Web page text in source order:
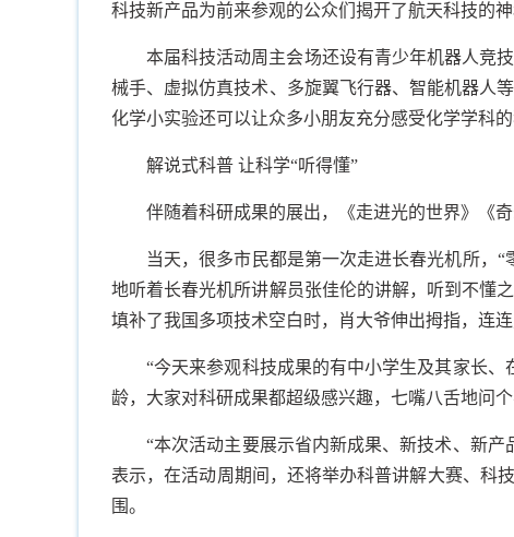
科技新产品为前来参观的公众们揭开了航天科技的神
本届科技活动周主会场还设有青少年机器人竞
械手、虚拟仿真技术、多旋翼飞行器、智能机器人
化学小实验还可以让众多小朋友充分感受化学学科的
解说式科普 让科学“听得懂”
伴随着科研成果的展出，《走进光的世界》《
当天，很多市民都是第一次走进长春光机所，
地听着长春光机所讲解员张佳伦的讲解，听到不懂
填补了我国多项技术空白时，肖大爷伸出拇指，连连
“今天来参观科技成果的有中小学生及其家长
龄，大家对科研成果都超级感兴趣，七嘴八舌地问
“本次活动主要展示省内新成果、新技术、新
表示，在活动周期间，还将举办科普讲解大赛、科
围。